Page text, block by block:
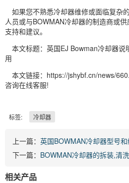
如果您不熟悉冷却器维修或面临复杂
人员或与BOWMAN冷却器的制造商或
支持和建议。
本文标题：英国EJ Bowman冷却器
用
本文链接：https://jshybf.cn/news/
咨询在线客服!
标签: 冷却器
上一篇： 英国BOWMAN冷却器型号
下一篇： BOWMAN冷却器的拆装,清
相关产品